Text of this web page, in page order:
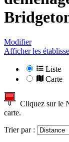
Modifier
Afficher les
Liste
Carte
Cliquez sur le
carte.
Trier par :